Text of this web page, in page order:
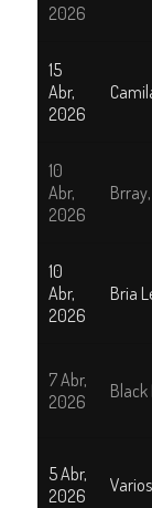
2026
15
Abr,
2026
10
Abr,
2026
10
Abr,
2026
Bria
7 Abr,
2026
Black
5 Abr,
2026